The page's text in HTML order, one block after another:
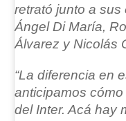
retrató junto a sus
Ángel Di María,
Álvarez y Nicolás
“La diferencia en
anticipamos
del Inter. Acá hay